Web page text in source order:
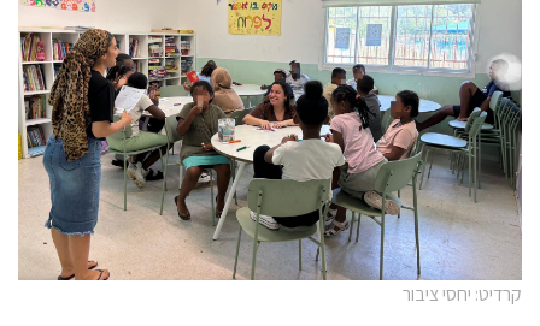
קרדיט: יחסי ציבור